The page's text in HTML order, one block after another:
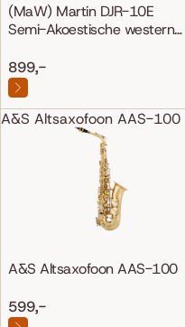
(MaW) Martin DJR-10E
Semi-Akoestische western
899,-
A&S Altsaxofoon AAS-100
A&S Altsaxofoon AAS-100
599,-